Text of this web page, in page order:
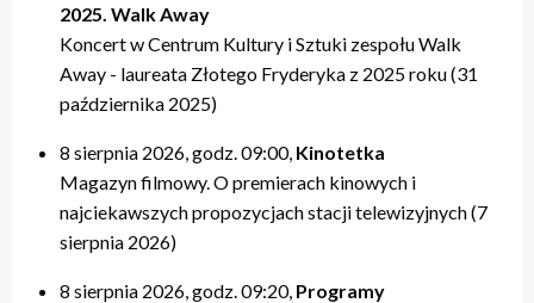
2025. Walk Away
Koncert w Centrum Kultury i Sztuki zespołu Walk
Away - laureata Złotego Fryderyka z 2025 roku (31
października 2025)
8 sierpnia 2026, godz. 09:00, Kinotetka
Magazyn filmowy. O premierach kinowych i
najciekawszych propozycjach stacji telewizyjnych (7
sierpnia 2026)
8 sierpnia 2026, godz. 09:20, Programy